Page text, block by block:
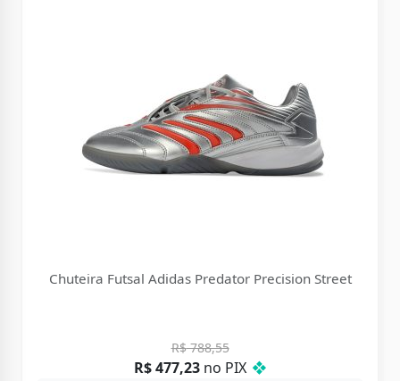
Chuteira Futsal Adidas Predator Precision Street
R$788,55
R$477,23no PIX ❖